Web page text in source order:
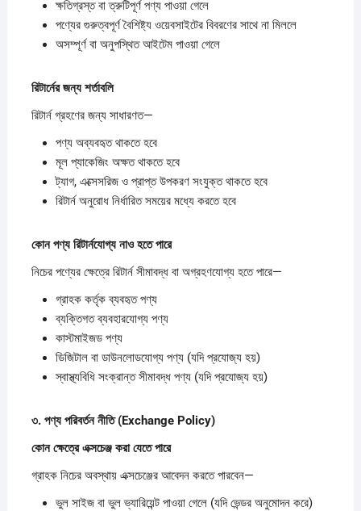
ক্ষতিগ্রস্ত বা ত্রুটিপূর্ণ পণ্য পাওয়া গেলে
পণ্যের গুরুত্বপূর্ণ বৈশিষ্ট্য ওয়েবসাইটের বিবরণের সাথে না মিললে
অসম্পূর্ণ বা অনুপস্থিত আইটেম পাওয়া গেলে
রিটার্নেরজন্যশর্তাবলি
রিটার্ন গ্রহণের জন্য সাধারণত—
পণ্য অব্যবহৃত থাকতে হবে
মূল প্যাকেজিং অক্ষত থাকতে হবে
ট্যাগ, এক্সেসরিজ ও প্রাপ্ত উপকরণ সংযুক্ত থাকতে হবে
রিটার্ন অনুরোধ নির্ধারিত সময়ের মধ্যে করতে হবে
কোনপণ্যরিটার্নযোগ্যনাওহতেপারে
নিচের পণ্যের ক্ষেত্রে রিটার্ন সীমাবদ্ধ বা অগ্রহণযোগ্য হতে পারে—
গ্রাহক কর্তৃক ব্যবহৃত পণ্য
ব্যক্তিগত ব্যবহারযোগ্য পণ্য
কাস্টমাইজড পণ্য
ডিজিটাল বা ডাউনলোডযোগ্য পণ্য (যদি প্রযোজ্য হয়)
স্বাস্থ্যবিধি সংক্রান্ত সীমাবদ্ধ পণ্য (যদি প্রযোজ্য হয়)
৩. পণ্যপরিবর্তননীতি (Exchange Policy)
কোনক্ষেত্রেএক্সচেঞ্জ করাযেতেপারে
গ্রাহক নিচের অবস্থায় এক্সচেঞ্জের আবেদন করতে পারবেন—
ভুল সাইজ বা ভুল ভ্যারিয়েন্ট পাওয়া গেলে (যদি ভেন্ডর অনুমোদন করে)